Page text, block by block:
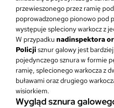
przewieszonego przez ramię
poprowadzonego pionowo pod
występuje spleciony warkocz z
W przypadku nadinspektora
Policjisznur galowy jest
pojedynczego sznura w formie
ramię, splecionego warkocza z
buławami oraz drugiego
wisiorkiem.
Wygląd sznura